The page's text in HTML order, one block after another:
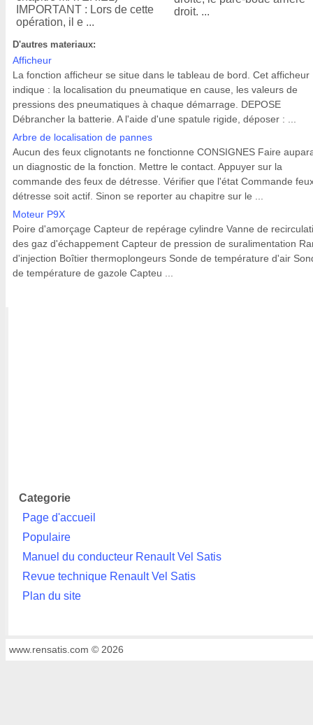
IMPORTANT : Lors de cette
opération, il e ...
droit. ...
D'autres materiaux:
Afficheur
La fonction afficheur se situe dans le tableau de bord. Cet afficheur
indique : la localisation du pneumatique en cause, les valeurs de
pressions des pneumatiques à chaque démarrage. DEPOSE
Débrancher la batterie. A l'aide d'une spatule rigide, déposer : ...
Arbre de localisation de pannes
Aucun des feux clignotants ne fonctionne CONSIGNES Faire
un diagnostic de la fonction. Mettre le contact. Appuyer sur la
commande des feux de détresse. Vérifier que l'état Commande
détresse soit actif. Sinon se reporter au chapitre sur le ...
Moteur P9X
Poire d'amorçage Capteur de repérage cylindre Vanne de
des gaz d'échappement Capteur de pression de suralimentation
d'injection Boîtier thermoplongeurs Sonde de température d'air
de température de gazole Capteu ...
Categorie
Page d'accueil
Populaire
Manuel du conducteur Renault Vel Satis
Revue technique Renault Vel Satis
Plan du site
www.rensatis.com © 2026